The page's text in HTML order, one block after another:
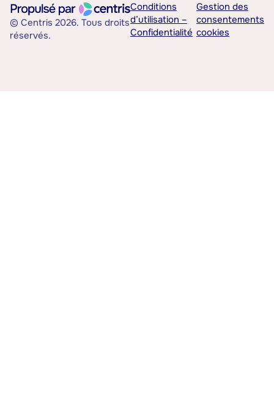
© Centris 2026. Tous droits
réservés.
Conditions
d’utilisation –
Confidentialité
Gestion des
consentements
cookies